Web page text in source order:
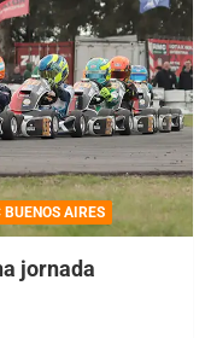
BUENOS AIRES
jornada